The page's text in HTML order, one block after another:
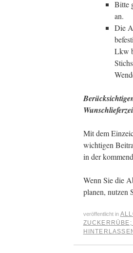
Bitte
an.
Die
Lkw
Mit dem
wichtigen
in der
Wenn Sie die
planen, nutzen
veröffentlicht in